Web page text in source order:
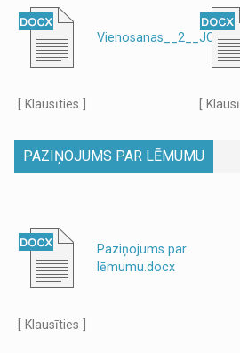
[ Klausīties ] [
PAZIŅOJUMS PAR LĒMUMU
Paziņojums par
lēmumu.docx
[ Klausīties ]